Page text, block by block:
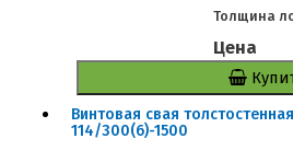
Толщина
Цена
Винтовая свая
114/300(6)-1500